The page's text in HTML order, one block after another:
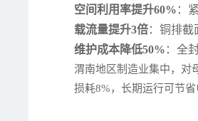
空间利用率提升60% ：
载流量提升3倍：铜排截
维护成本降低50% ：全
渭南地区制造业集中，对
损耗8%，长期运行可节省